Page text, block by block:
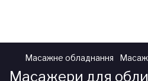
Масажне обладнання
Масажери для